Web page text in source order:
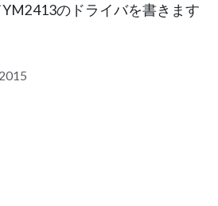
のドライバを書きます